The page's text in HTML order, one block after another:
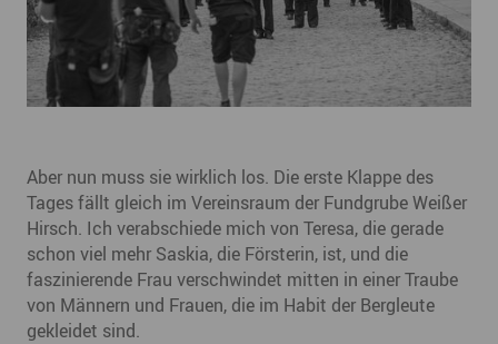
Aber nun muss sie wirklich los. Die erste Klappe des
Tages fällt gleich im Vereinsraum der Fundgrube Weißer
Hirsch. Ich verabschiede mich von Teresa, die gerade
schon viel mehr Saskia, die Försterin, ist, und die
faszinierende Frau verschwindet mitten in einer Traube
von Männern und Frauen, die im Habit der Bergleute
gekleidet sind.